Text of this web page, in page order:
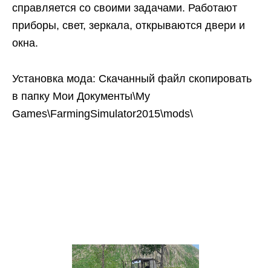
справляется со своими задачами. Работают
приборы, свет, зеркала, открываются двери и
окна.
Установка мода: Скачанный файл скопировать
в папку Мои Документы\My
Games\FarmingSimulator2015\mods\